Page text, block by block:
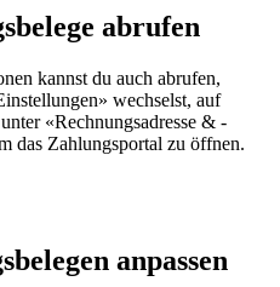
abrufen
kannst du auch abrufen,
wechselst, auf
«Rechnungsadresse & -
das Zahlungsportal zu öffnen.
anpassen